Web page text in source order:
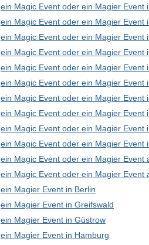
ein Magic Event oder ein Magier Event
ein Magic Event oder ein Magier Event
ein Magic Event oder ein Magier Event
ein Magic Event oder ein Magier Event
ein Magic Event oder ein Magier Event
ein Magic Event oder ein Magier Event
ein Magic Event oder ein Magier Event
ein Magic Event oder ein Magier Event
ein Magic Event oder ein Magier Event
ein Magic Event oder ein Magier Event
ein Magic Event oder ein Magier Event
ein Magic Event oder ein Magier Event
ein Magier Event in Berlin
ein Magier Event in Greifswald
ein Magier Event in Güstrow
ein Magier Event in Hamburg